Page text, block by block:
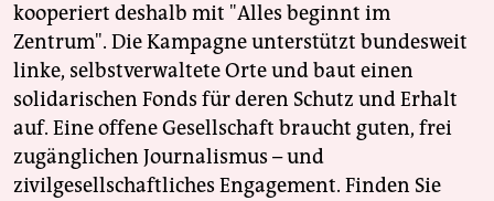
kooperiert deshalb mit "Alles beginnt im
Zentrum". Die Kampagne unterstützt bundesweit
linke, selbstverwaltete Orte und baut einen
solidarischen Fonds für deren Schutz und Erhalt
auf. Eine offene Gesellschaft braucht guten, frei
zugänglichen Journalismus – und
zivilgesellschaftliches Engagement. Finden Sie